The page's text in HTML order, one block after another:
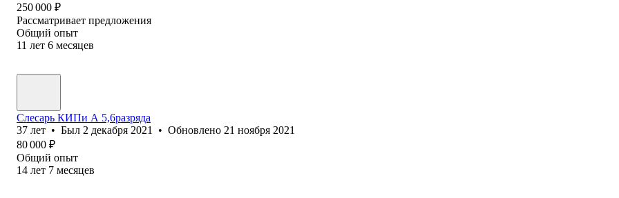
250 000 ₽
Рассматривает предложения
Общий опыт
11 лет 6 месяцев
Слесарь КИПи А 5,6разряда
37 лет • Был 2 декабря 2021 • Обновлено 21 ноября 2021
80 000 ₽
Общий опыт
14 лет 7 месяцев